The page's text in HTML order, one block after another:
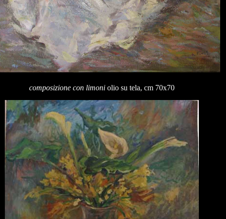
composizione con limoni olio su tela, cm 70x70